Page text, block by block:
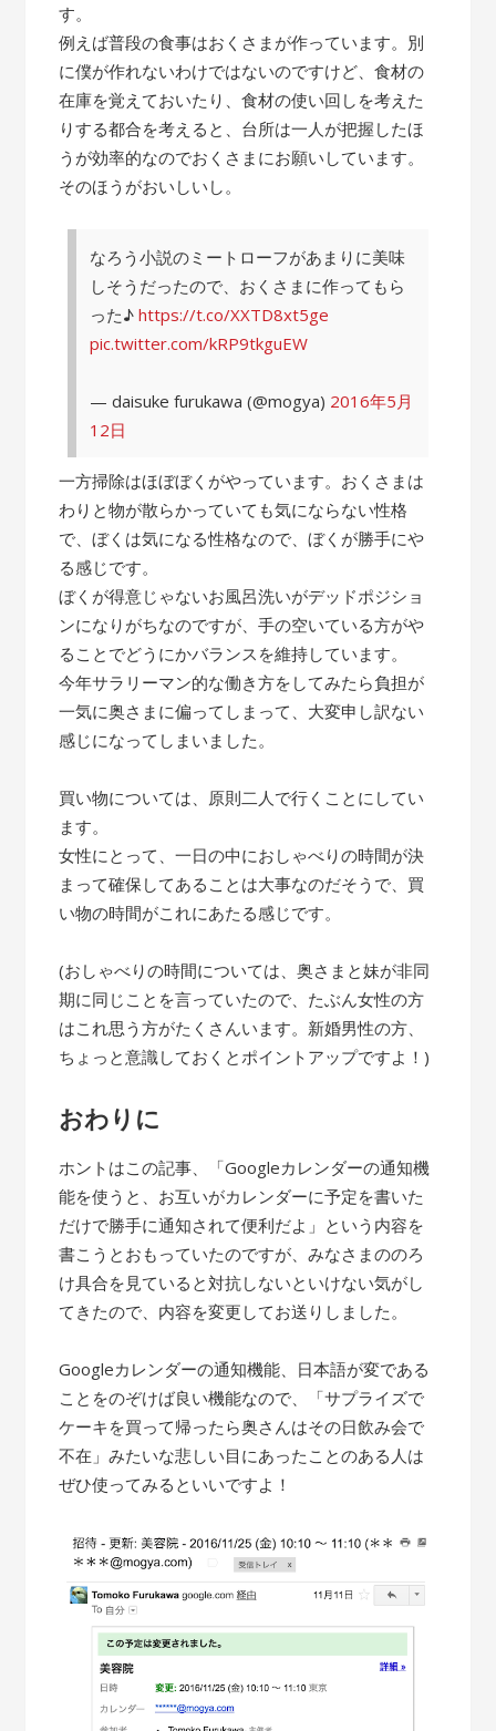
す。
例えば普段の食事はおくさまが作っています。別
に僕が作れないわけではないのですけど、食材の
在庫を覚えておいたり、食材の使い回しを考えた
りする都合を考えると、台所は一人が把握したほ
うが効率的なのでおくさまにお願いしています。
そのほうがおいしいし。
なろう小説のミートローフがあまりに美味
しそうだったので、おくさまに作ってもら
った♪https://t.co/XXTD8xt5ge
pic.twitter.com/kRP9tkguEW
— daisuke furukawa (@mogya) 2016年5月
12日
一方掃除はほぼぼくがやっています。おくさまは
わりと物が散らかっていても気にならない性格
で、ぼくは気になる性格なので、ぼくが勝手にや
る感じです。
ぼくが得意じゃないお風呂洗いがデッドポジショ
ンになりがちなのですが、手の空いている方がや
ることでどうにかバランスを維持しています。
今年サラリーマン的な働き方をしてみたら負担が
一気に奥さまに偏ってしまって、大変申し訳ない
感じになってしまいました。
買い物については、原則二人で行くことにしてい
ます。
女性にとって、一日の中におしゃべりの時間が決
まって確保してあることは大事なのだそうで、買
い物の時間がこれにあたる感じです。
(おしゃべりの時間については、奥さまと妹が非同
期に同じことを言っていたので、たぶん女性の方
はこれ思う方がたくさんいます。新婚男性の方、
ちょっと意識しておくとポイントアップですよ！)
おわりに
ホントはこの記事、「Googleカレンダーの通知機
能を使うと、お互いがカレンダーに予定を書いた
だけで勝手に通知されて便利だよ」という内容を
書こうとおもっていたのですが、みなさまののろ
け具合を見ていると対抗しないといけない気がし
てきたので、内容を変更してお送りしました。
Googleカレンダーの通知機能、日本語が変である
ことをのぞけば良い機能なので、「サプライズで
ケーキを買って帰ったら奥さんはその日飲み会で
不在」みたいな悲しい目にあったことのある人は
ぜひ使ってみるといいですよ！